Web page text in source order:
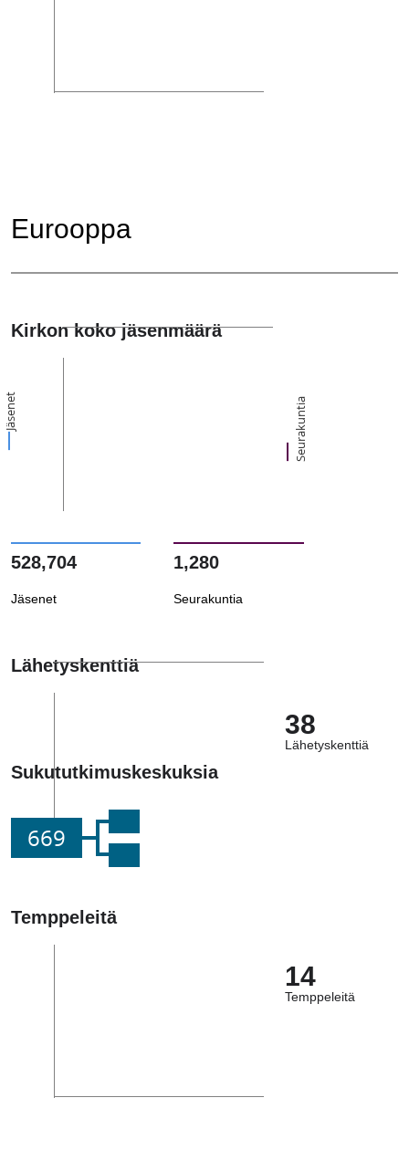
Eurooppa
Kirkon koko jäsenmäärä
Jäsenet Seurakuntia
528,704
Jäsenet
1,280
Seurakuntia
Lähetyskenttiä
38
Lähetyskenttiä
Sukututkimuskeskuksia
669
Temppeleitä
14
Temppeleitä